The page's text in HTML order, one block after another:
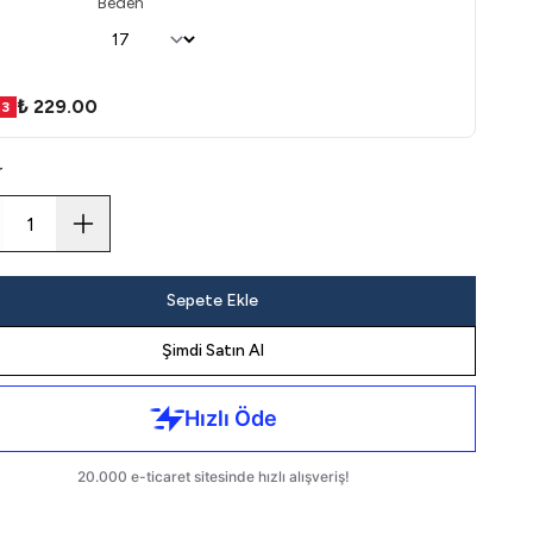
₺ 229.00
Sepete Ekle
Şimdi Satın Al